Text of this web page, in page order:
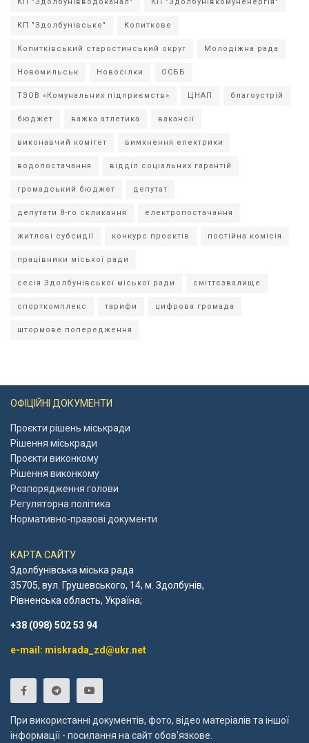
КП "Здолбунівське" Копиткове
Копитківський старостинський округ Молодіжна рада
Новомильськ Новосілки ОСББ
ТЗОВ «Комунальних підприємств» ЦНАП благоустрій
бюджет важка атлетика вакансії
виконавчий комітет вимкнення електрики
водопостачання відділ соціальних гарантій
громадський бюджет депутат
депутати 8-го скликання електропостачання
житлові субсидії конкурс проєктів постійна комісія
працівники міської ради
сесія Здолбунівської міської ради сміттєзвалище
спорткомплекс тарифи цифрова громада
штормове попередження
ОФІЦІЙНІ ДОКУМЕНТИ
Проєкти рішень міськради
Рішення міськради
Проєкти виконкому
Рішення виконкому
Розпорядження голови
Регуляторна політика
Нормативно-правові документи
КАРТА САЙТУ
Здолбунівська міська рада
35705, вул. Грушевського, 14, м. Здолбунів,
Рівненська область, Україна;
+38 (098) 502 53 94
e-mail: miskrada_zd@ukr.net
При використанні документів, фото, відео матеріалів та іншої
інформації - посилання на сайт обов'язкове.